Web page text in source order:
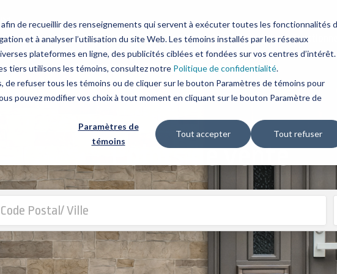
de recueillir des renseignements qui servent à exécuter toutes les fonctionnalités
et à analyser l’utilisation du site Web. Les témoins installés par les réseaux
plateformes en ligne, des publicités ciblées et fondées sur vos centres d’intérêt.
tiers utilisons les témoins, consultez notre Politique de confidentialité.
de refuser tous les témoins ou de cliquer sur le bouton Paramètres de témoins pour
pouvez modifier vos choix à tout moment en cliquant sur le bouton Paramètre de
Paramètres de
témoins
Tout accepter Tout refuser
Produits Idées de projets
Points de vente